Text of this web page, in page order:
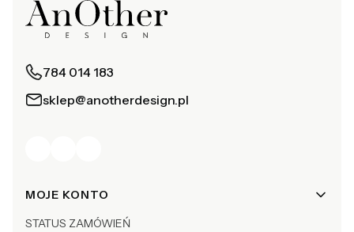
784 014 183
sklep@anotherdesign.pl
Linki w stopce
MOJE KONTO
STATUS ZAMÓWIEŃ